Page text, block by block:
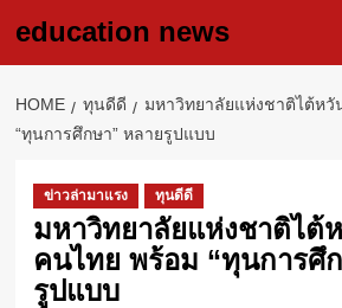
education news
HOME ทุนดีดี
มหาวิทยาลัยแห่งชาติไต้หวั
“ทุนการศึกษา” หลายรูปแบบ
ข่าวล่ามาแรง ทุนดีดี
มหาวิทยาลัยแห่งชาติไต้
คนไทย พร้อม “ทุนการศึ
รูปแบบ